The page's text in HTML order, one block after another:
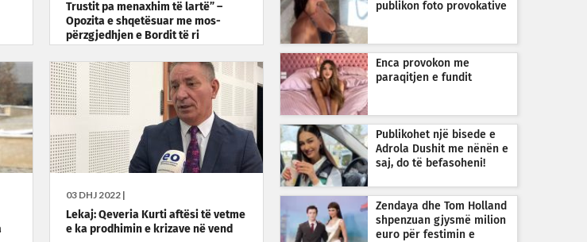
Trustit pa menaxhim të lartë” –
Opozita e shqetësuar me mos-
përzgjedhjen e Bordit të ri
03 DHJ 2022 |
Lekaj: Qeveria Kurti aftësi të vetme
e ka prodhimin e krizave në vend
publikon foto provokative
Enca provokon me
paraqitjen e fundit
Publikohet një bisede e
Adrola Dushit me nënën e
saj, do të befasoheni!
Zendaya dhe Tom Holland
shpenzuan gjysmë milion
euro për festimin e